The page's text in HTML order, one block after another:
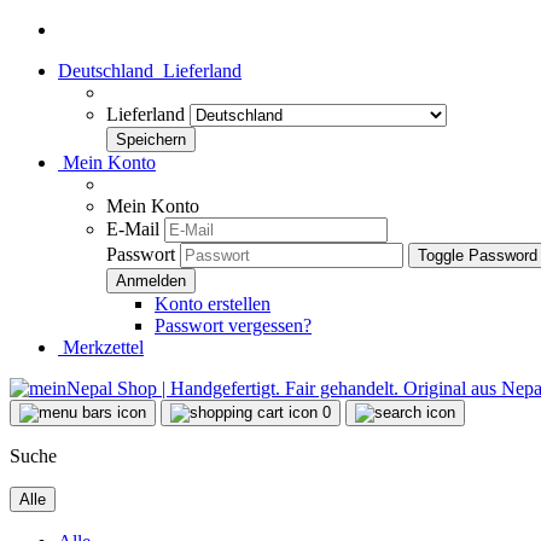
Deutschland Lieferland
Lieferland
Mein Konto
Mein Konto
E-Mail
Passwort
Toggle
Konto erstellen
Passwort vergessen?
Merkzettel
0
Suche
Alle